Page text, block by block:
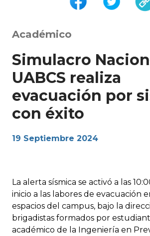
Académico
Simulacro
UABCS realiza
evacuación por
con éxito
19 Septiembre 2024
La alerta sísmica se activó a las
inicio a las labores de evacuación
espacios del campus, bajo la
brigadistas formados por
académico de la Ingeniería en